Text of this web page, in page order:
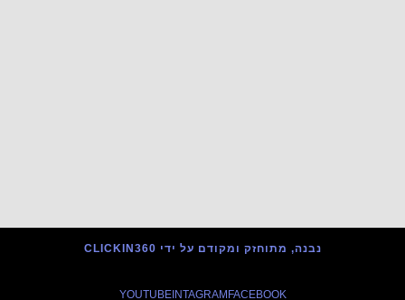
נבנה, מתוחזק ומקודם על ידי CLICKIN360
FACEBOOK
INTAGRAM
YOUTUBE